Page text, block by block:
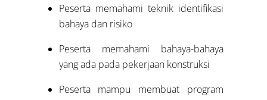
Peserta memahami teknik identifikasi
bahaya dan risiko
Peserta memahami bahaya-bahaya
yang ada pada pekerjaan konstruksi
Peserta mampu membuat program